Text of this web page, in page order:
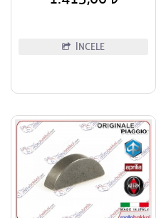
İNCELE